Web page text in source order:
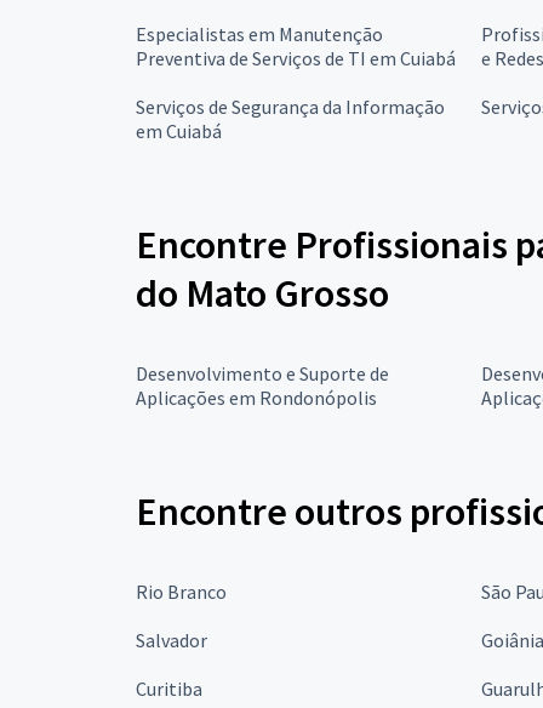
Especialistas em Manutenção
Preventiva de Serviços de TI em Cuiabá
e
Serviços de Segurança da Informação
em Cuiabá
Encontre Profissionais
do Mato Grosso
Desenvolvimento e Suporte de
Aplicações em Rondonópolis
Encontre outros
Rio Branco
São
Salvador
Goiânia
Curitiba